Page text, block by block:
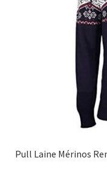
Pull Laine Mérinos